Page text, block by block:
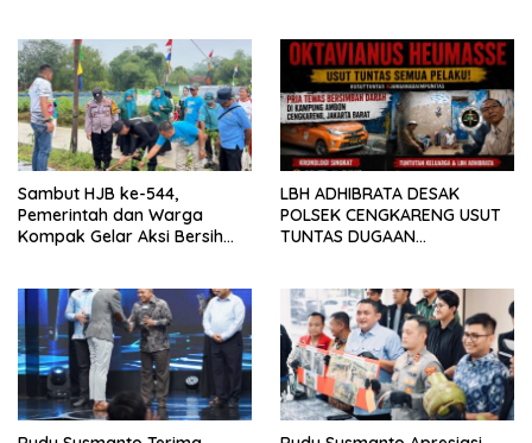
LEBONG
Sambut HJB ke-544,
Pemerintah dan Warga
Kompak Gelar Aksi Bersih
LBH ADHIBRATA DESAK
POLSEK CENGKARENG USUT
TUNTAS DUGAAN